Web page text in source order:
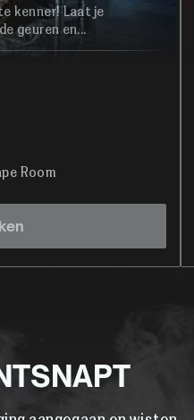
kenner! Laat je
geuren en...
Room